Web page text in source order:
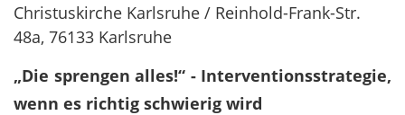
Christuskirche Karlsruhe / Reinhold-Frank-Str.
48a, 76133 Karlsruhe
„Die sprengen alles!“ - Interventionsstrategie,
wenn es richtig schwierig wird